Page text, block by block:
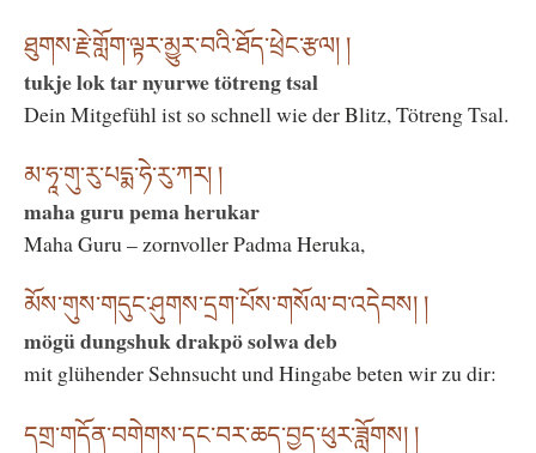
ཐུགས་རྗེ་གློག་ལྟར་མྱུར་བའི་ཐོད་ཕྲེང་རྩལ། །
tukje lok tar nyurwe tötreng tsal
Dein Mitgefühl ist so schnell wie der Blitz, Tötreng Tsal.
མ་ཧཱ་གུ་རུ་པདྨ་ཧེ་རུ་ཀར། །
maha guru pema herukar
Maha Guru – zornvoller Padma Heruka,
མོས་གུས་གདུང་ཤུགས་དྲག་པོས་གསོལ་བ་འདེབས། །
mögü dungshuk drakpö solwa deb
mit glühender Sehnsucht und Hingabe beten wir zu dir:
དགྲ་གདོན་བགེགས་དང་བར་ཆད་བྱད་ཕུར་ཟློགས། །